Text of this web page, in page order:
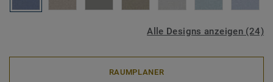
Alle Designs anzeigen (24)
RAUMPLANER